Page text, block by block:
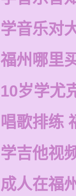
学音乐对
福州哪里
10岁学尤
唱歌排练
学吉他视
成人在福